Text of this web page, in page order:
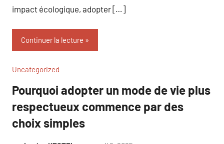
impact écologique, adopter […]
Continuer la lecture
Uncategorized
Pourquoi adopter un mode de vie plus
respectueux commence par des
choix simples